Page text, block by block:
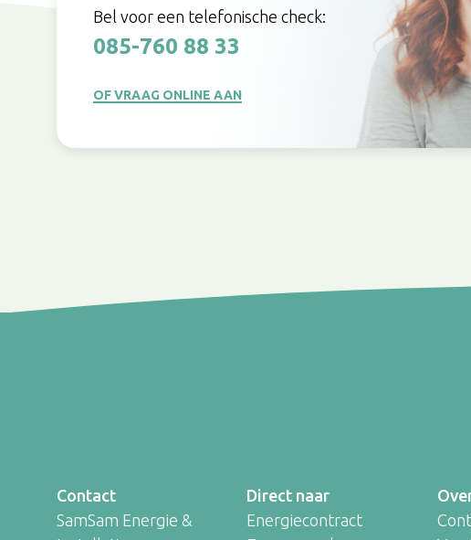
Bel voor een telefonische check:
085-760 88 33
OF VRAAG ONLINE AAN
Contact
SamSam Energie &
Direct naar
Energiecontract